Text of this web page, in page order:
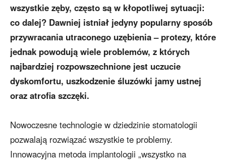
wszystkie zęby, często są w kłopotliwej sytuacji:
co dalej? Dawniej istniał jedyny popularny sposób
przywracania utraconego uzębienia – protezy, które
jednak powodują wiele problemów, z których
najbardziej rozpowszechnione jest uczucie
dyskomfortu, uszkodzenie śluzówki jamy ustnej
oraz atrofia szczęki.
Nowoczesne technologie w dziedzinie stomatologii
pozwalają rozwiązać wszystkie te problemy.
Innowacyjna metoda implantologii „wszystko na